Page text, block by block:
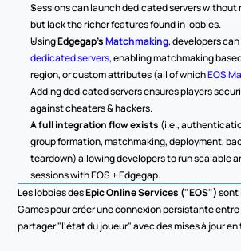
Sessions can launch dedicated servers without
but lack the richer features found in lobbies.
Using Edgegap’s Matchmaking
dedicated servers, enabling matchmaking
region, or custom attributes (all of which EOS
Adding dedicated servers ensures players
against cheaters & hackers.
A full integration flow exists (i.e.,
group formation, matchmaking, deployment,
teardown) allowing developers to run scalable
sessions with EOS + Edgegap.
Les lobbies des Epic Online Services ("EOS") sont
Games pour créer une connexion persistante
partager "l'état du joueur" avec des mises à jour en